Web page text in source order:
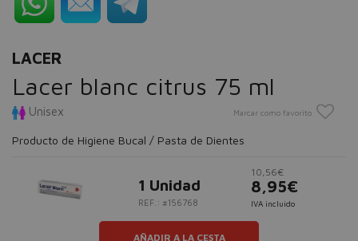
LACER
Lacer blanc citrus 75 ml
Unisex Marcar como favorito
Producto de Higiene Bucal / Pasta de Dientes
1 Unidad
REF.: #156768
10,56€
8,95€
IVA incluido
AÑADIR A LA CESTA